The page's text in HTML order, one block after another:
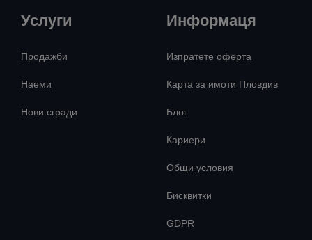
Услуги
Продажби
Наеми
Нови сгради
Информаця
Изпратете оферта
Карта за имоти Пловдив
Блог
Кариери
Общи условия
Бисквитки
GDPR